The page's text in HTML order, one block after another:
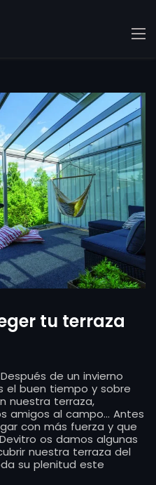
tu terraza
de un invierno
el buen tiempo y sobre
nuestra terraza,
amigos al campo… Antes
con más fuerza y que
os damos algunas
nuestra terraza del
su plenitud este